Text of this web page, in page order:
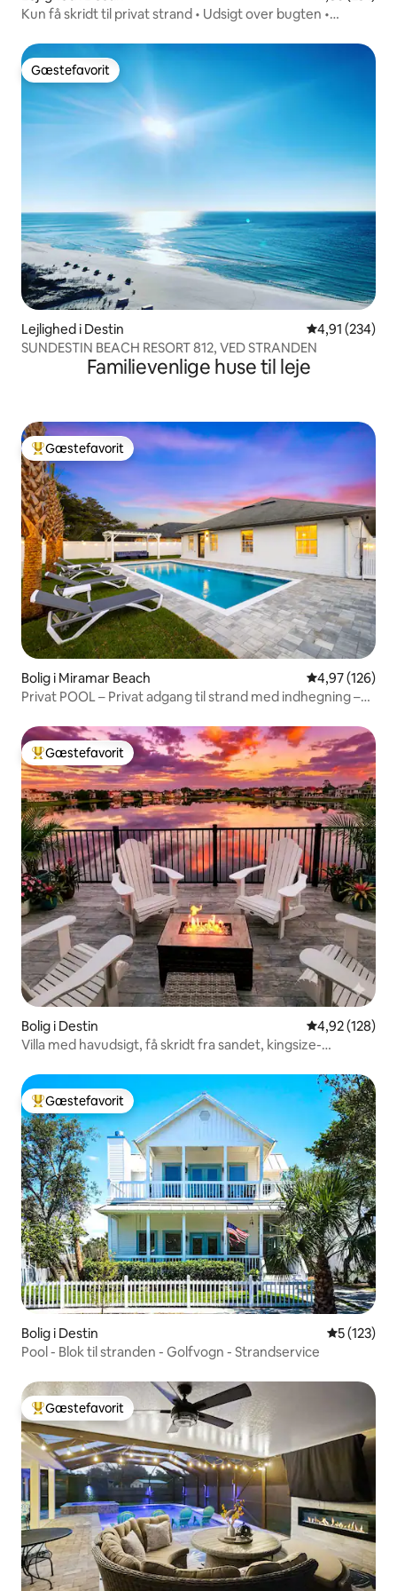
Kun få skridt til privat strand • Udsigt over bugten •
Gæstefavorit
Gæstefavorit
Lejlighed i Destin 4,91 ud af 5 i
4,91 (234)
SUNDESTIN BEACH RESORT 812, VED STRANDEN
Familievenlige huse til leje
Bedste gæstefavorit
Gæstefavorit
Bolig i Miramar Beach 4,97 ud af 5 i
4,97 (126)
Privat POOL – Privat adgang til strand med indhegning –
Bedste gæstefavorit
Gæstefavorit
Bolig i Destin 4,92 ud af 5 i
4,92 (128)
Villa med havudsigt, få skridt fra sandet, kingsize-
Bedste gæstefavorit
Gæstefavorit
Bolig i Destin 5 ud af 5 i
5 (123)
Pool - Blok til stranden - Golfvogn - Strandservice
Bedste gæstefavorit
Gæstefavorit